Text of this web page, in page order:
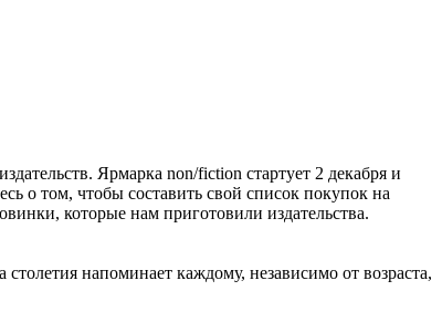
Ярмарка non/fiction стартует 2 декабря и
о том, чтобы составить свой список покупок на
которые нам приготовили издательства.
напоминает каждому, независимо от возраста,